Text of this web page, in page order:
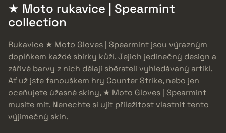
★ Moto rukavice | Spearmint
collection
Rukavice ★ Moto Gloves | Spearmint jsou výrazným
doplňkem každé sbírky kůží. Jejich jedinečný design a
zářivé barvy z nich dělají sběrateli vyhledávaný artikl.
Ať už jste fanouškem hry Counter Strike, nebo jen
oceňujete úžasné skiny, ★ Moto Gloves | Spearmint
musíte mít. Nenechte si ujít příležitost vlastnit tento
výjimečný skin.